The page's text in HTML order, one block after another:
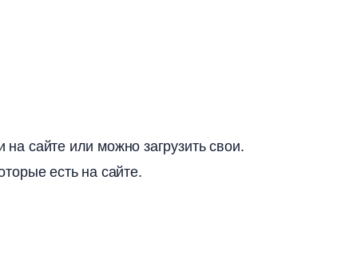
сайте или можно загрузить свои.
есть на сайте.